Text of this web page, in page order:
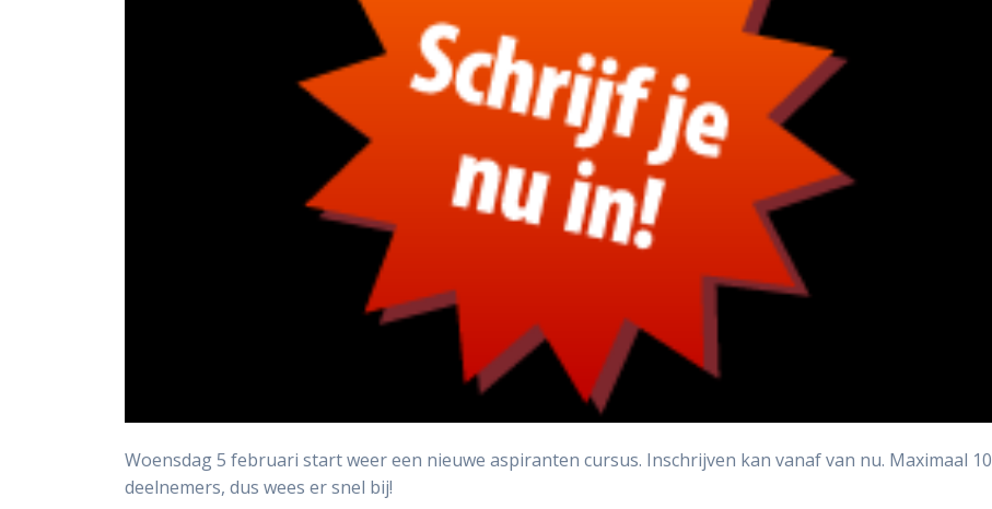
Woensdag 5 februari start weer een nieuwe aspiranten cursus. Inschrijven kan vanaf van nu. Maximaal 10
deelnemers, dus wees er snel bij!